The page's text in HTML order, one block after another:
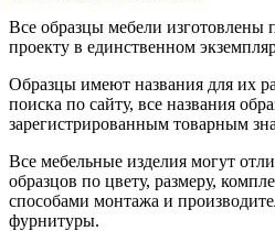
Все образцы мебели изготовлены
проекту в единственном
Образцы имеют названия для их
поиска по сайту, все названия
зарегистрированным товарным
Все мебельные изделия могут
образцов по цвету, размеру,
способами монтажа и
фурнитуры.